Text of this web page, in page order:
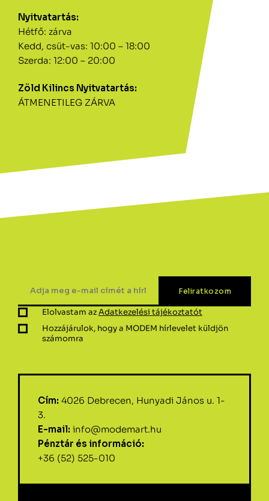
Nyitvatartás:
Hétfő: zárva
Kedd, csüt-vas: 10:00 – 18:00
Szerda: 12:00 – 20:00
Zöld Kilincs Nyitvatartás:
ÁTMENETILEG ZÁRVA
Elolvastam azAdatkezelési tájékoztatót
Hozzájárulok, hogy a MODEM hírlevelet küldjön
számomra
Cím: 4026 Debrecen, Hunyadi János u. 1-
3.
E-mail: info@modemart.hu
Pénztár és információ:
+36 (52) 525-010